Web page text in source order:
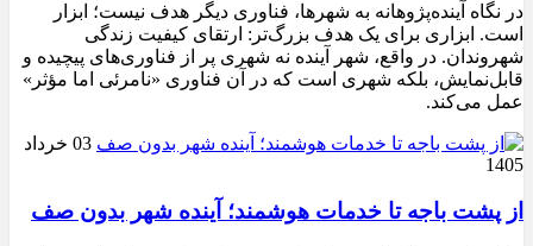
در نگاه آینده‌پژوهانه به شهرها، فناوری دیگر هدف نیست؛ ابزار
است. ابزاری برای یک هدف بزرگ‌تر: ارتقای کیفیت زندگی
شهروندان. در واقع، شهر آینده نه شهری پر از فناوری‌های پیچیده و
قابل‌نمایش، بلکه شهری است که در آن فناوری «نامرئی اما مؤثر»
عمل می‌کند.
03 خرداد
1405
از پشت باجه تا خدمات هوشمند؛ آینده شهر بدون صف